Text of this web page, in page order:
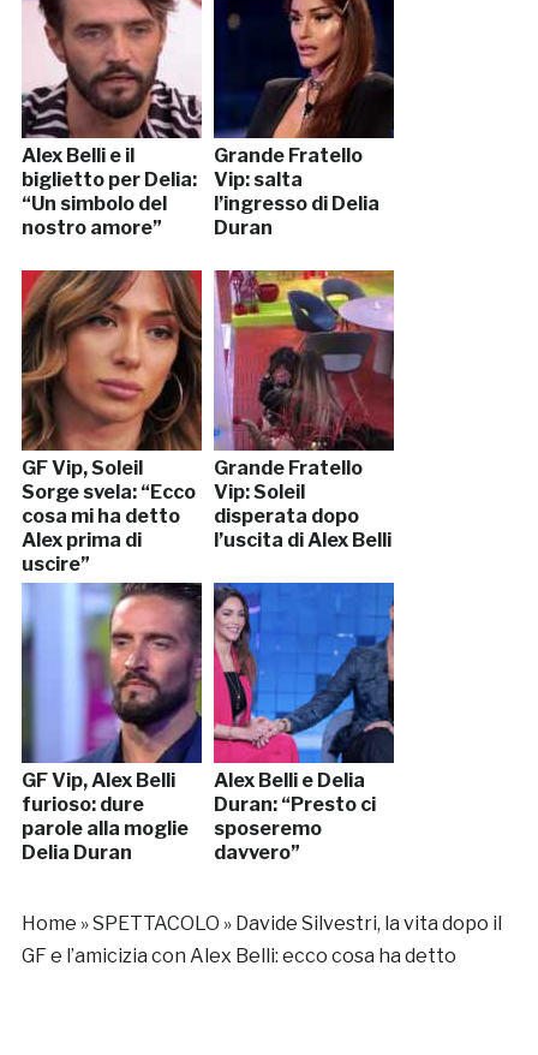
Alex Belli e il
biglietto per Delia:
“Un simbolo del
nostro amore”
Grande Fratello
Vip: salta
l’ingresso di Delia
Duran
GF Vip, Soleil
Sorge svela: “Ecco
cosa mi ha detto
Alex prima di
uscire”
Grande Fratello
Vip: Soleil
disperata dopo
l’uscita di Alex Belli
GF Vip, Alex Belli
furioso: dure
parole alla moglie
Delia Duran
Alex Belli e Delia
Duran: “Presto ci
sposeremo
davvero”
Home »SPETTACOLO » Davide Silvestri, la vita dopo il
GF e l’amicizia con Alex Belli: ecco cosa ha detto